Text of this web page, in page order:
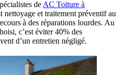
de AC Toiture à
nettoyage et traitement préventif au
à des réparations lourdes. Au
c’est éviter 40% des
d’un entretien négligé.